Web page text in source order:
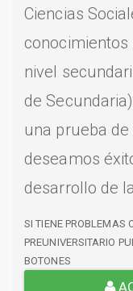
Ciencias
conocimientos
nivel
de
una prueba
deseamos
desarrollo de
SI TIENE PROBLEMAS
PREUNIVERSITARIO
BOTONES